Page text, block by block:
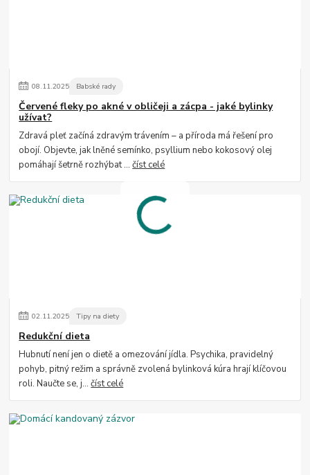
08.11.2025 Babské rady
Červené fleky po akné v obličeji a zácpa - jaké bylinky
užívat?
Zdravá pleť začíná zdravým trávením – a příroda má řešení pro
obojí. Objevte, jak lněné semínko, psyllium nebo kokosový olej
pomáhají šetrně rozhýbat ...číst celé
02.11.2025 Tipy na diety
Redukční dieta
Hubnutí není jen o dietě a omezování jídla. Psychika, pravidelný
pohyb, pitný režim a správně zvolená bylinková kúra hrají klíčovou
roli. Naučte se, j...číst celé